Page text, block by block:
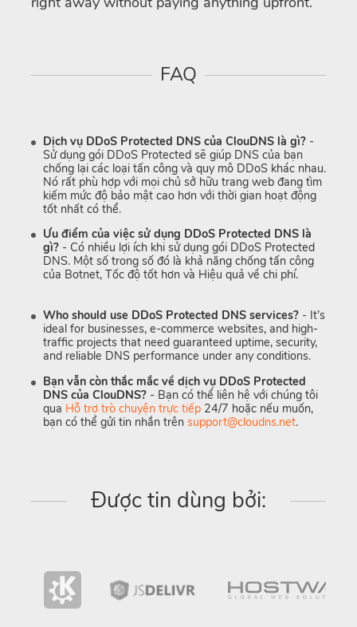
FAQ
Dịch vụ DDoS Protected DNS của ClouDNS là gì? -
Sử dụng gói DDoS Protected sẽ giúp DNS của bạn
chống lại các loại tấn công và quy mô DDoS khác nhau.
Nó rất phù hợp với mọi chủ sở hữu trang web đang tìm
kiếm mức độ bảo mật cao hơn với thời gian hoạt động
tốt nhất có thể.
Ưu điểm của việc sử dụng DDoS Protected DNS là
gì? - Có nhiều lợi ích khi sử dụng gói DDoS Protected
DNS. Một số trong số đó là khả năng chống tấn công
của Botnet, Tốc độ tốt hơn và Hiệu quả về chi phí.
Who should use DDoS Protected DNS services? - It’s
ideal for businesses, e-commerce websites, and high-
traffic projects that need guaranteed uptime, security,
and reliable DNS performance under any conditions.
Bạn vẫn còn thắc mắc về dịch vụ DDoS Protected
DNS của ClouDNS? - Bạn có thể liên hệ với chúng tôi
qua Hỗ trợ trò chuyện trực tiếp 24/7 hoặc nếu muốn,
bạn có thể gửi tin nhắn trên support@cloudns.net.
Được tin dùng bởi: